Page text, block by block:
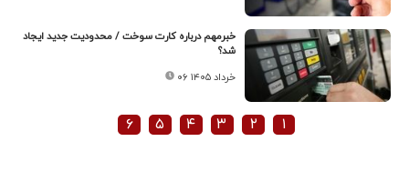
خبرمهم درباره کارت سوخت / محدودیت جدید ایجاد
شد؟
۰۶ خرداد ۱۴۰۵
۱ ۲ ۳ ۴ ۵ ۶